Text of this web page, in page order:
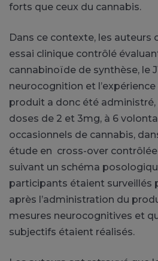
forts que ceux du cannabis.
Dans ce contexte, les auteurs
essai clinique contrôlé
cannabinoïde de synthèse, le
neurocognition et
produit a donc été administré,
doses de 2 et 3mg, à 6
occasionnels de cannabis,
étude en cross-over
suivant un schéma
participants étaient surveillés
après l’administration du
mesures neurocognitives et
subjectifs étaient réalisés.